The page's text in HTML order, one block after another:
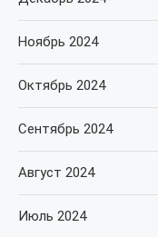
Ноябрь 2024
Октябрь 2024
Сентябрь 2024
Август 2024
Июль 2024